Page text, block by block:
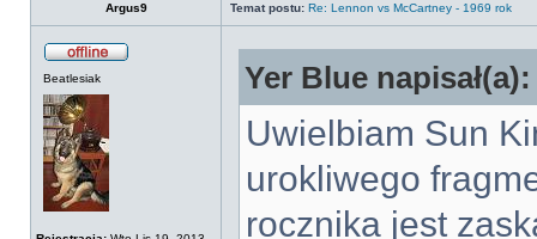
Argus9 Temat postu: Re: Lennon vs McCartney - 1969 rok
Beatlesiak Yer Blue napisał(a):
Uwielbiam Sun
urokliwego
rocznika jest